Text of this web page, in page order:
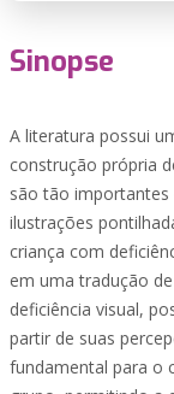
Sinopse
A literatura possui
construção própria
são tão
ilustrações
criança com
em uma tradução
deficiência visual,
partir de suas
fundamental para o